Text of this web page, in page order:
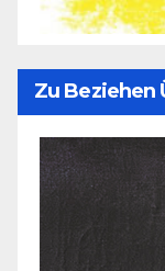
Zu Beziehen